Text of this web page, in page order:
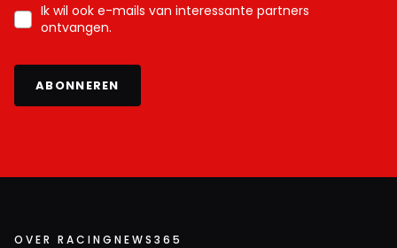
Ik wil ook e-mails van interessante partners
ontvangen.
ABONNEREN
OVER RACINGNEWS365